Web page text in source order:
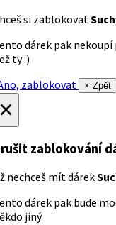
si zablokovat
dárek pak nekoupí
ty :)
zablokovat
× Zpět
zablokování
nechceš mít dárek
dárek pak bude
jiný.